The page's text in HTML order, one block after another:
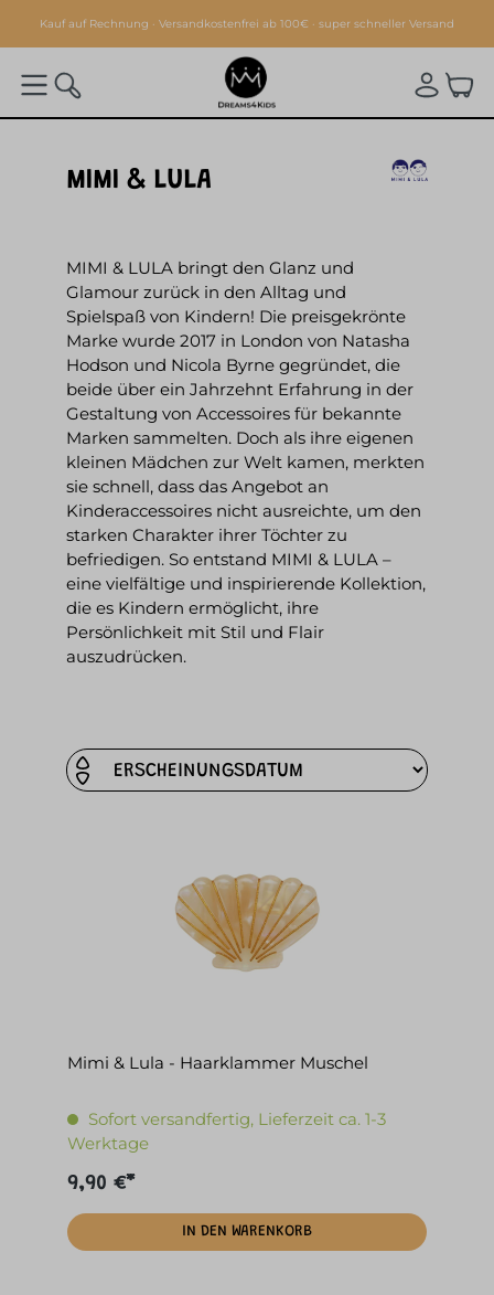
springen
Kauf auf Rechnung · Versandkostenfrei ab 100€ · super schneller Versand
MIMI & LULA
MIMI & LULA bringt den Glanz und
Glamour zurück in den Alltag und
Spielspaß von Kindern! Die preisgekrönte
Marke wurde 2017 in London von Natasha
Hodson und Nicola Byrne gegründet, die
beide über ein Jahrzehnt Erfahrung in der
Gestaltung von Accessoires für bekannte
Marken sammelten. Doch als ihre eigenen
kleinen Mädchen zur Welt kamen, merkten
sie schnell, dass das Angebot an
Kinderaccessoires nicht ausreichte, um den
starken Charakter ihrer Töchter zu
befriedigen. So entstand MIMI & LULA –
eine vielfältige und inspirierende Kollektion,
die es Kindern ermöglicht, ihre
Persönlichkeit mit Stil und Flair
auszudrücken.
Mimi & Lula - Haarklammer Muschel
Sofort versandfertig, Lieferzeit ca. 1-3
Werktage
9,90 €*
IN DEN WARENKORB